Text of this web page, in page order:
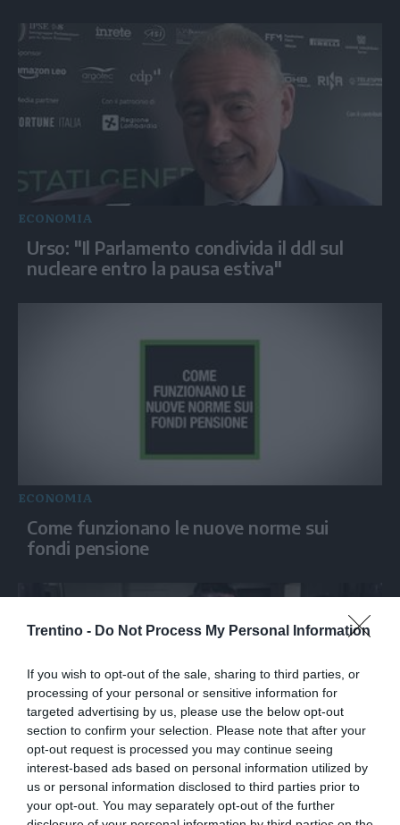
Trentino - Do Not Process My Personal Information
If you wish to opt-out of the sale, sharing to third parties, or
processing of your personal or sensitive information for
targeted advertising by us, please use the below opt-out
section to confirm your selection. Please note that after your
opt-out request is processed you may continue seeing
interest-based ads based on personal information utilized by
us or personal information disclosed to third parties prior to
your opt-out. You may separately opt-out of the further
ECONOMIA
Urso: "Il Parlamento condivida il ddl sul
nucleare entro la pausa estiva"
ECONOMIA
Come funzionano le nuove norme sui
fondi pensione
ECONOMIA
Messina (Intesa Sanpaolo): “Offerta per